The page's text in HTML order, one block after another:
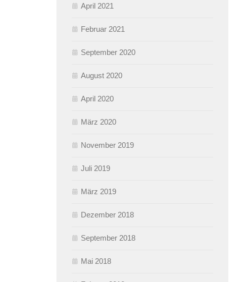
April 2021
Februar 2021
September 2020
August 2020
April 2020
März 2020
November 2019
Juli 2019
März 2019
Dezember 2018
September 2018
Mai 2018